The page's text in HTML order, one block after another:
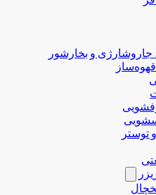
جاروشارژی و بخارشور
توستر